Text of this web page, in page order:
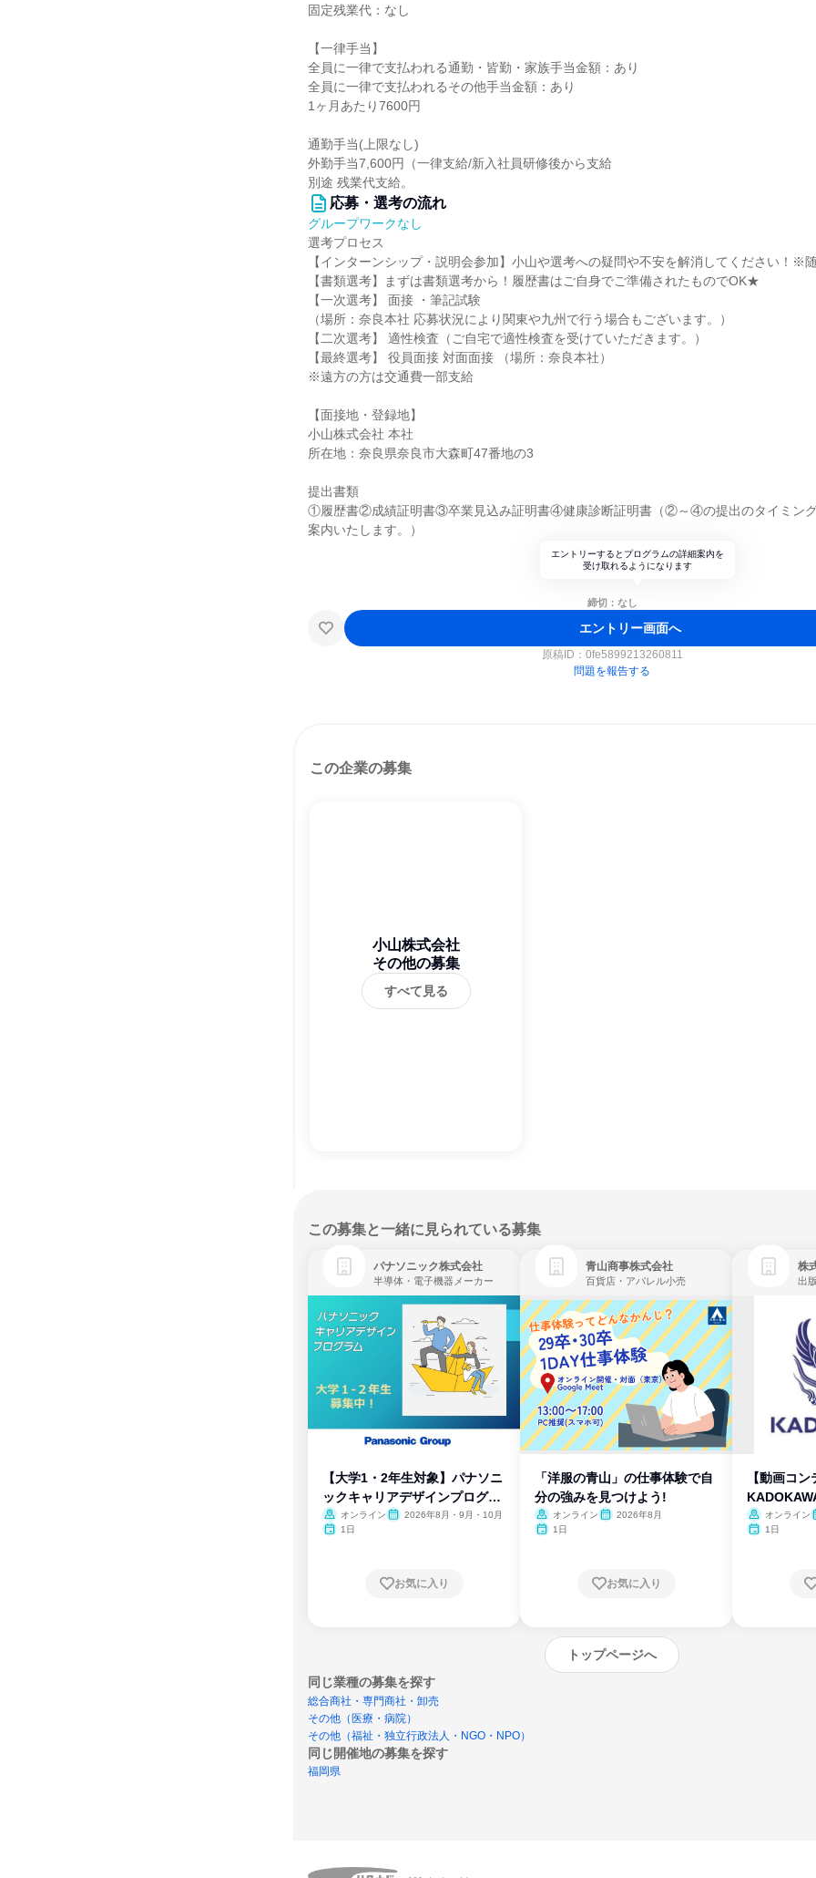
固定残業代：なし
【一律手当】
全員に一律で支払われる通勤・皆勤・家族手当金額：あり
全員に一律で支払われるその他手当金額：あり
1ヶ月あたり7600円
通勤手当(上限なし)
外勤手当7,600円（一律支給/新入社員研修後から支給
別途 残業代支給。
応募・選考の流れ
グループワークなし
選考プロセス
【インターンシップ・説明会参加】小山や選考への疑問や不安を解消してください！※
【書類選考】まずは書類選考から！履歴書はご自身でご準備されたものでOK★
【一次選考】 面接 ・筆記試験
（場所：奈良本社 応募状況により関東や九州で行う場合もございます。）
【二次選考】 適性検査（ご自宅で適性検査を受けていただきます。）
【最終選考】 役員面接 対面面接 （場所：奈良本社）
※遠方の方は交通費一部支給
【面接地・登録地】
小山株式会社 本社
所在地：奈良県奈良市大森町47番地の3
提出書類
①履歴書②成績証明書③卒業見込み証明書④健康診断証明書（②～④の提出のタイミン
案内いたします。）
エントリーするとプログラムの詳細案内を
受け取れるようになります
締切：なし
エントリー画面へ
原稿ID： 0fe5899213260811
問題を報告する
この企業の募集
小山株式会社
その他の募集
すべて見る
この募集と一緒に見られている募集
パナソニック株式会社
半導体・電子機器メーカー
【大学1・2年生対象】パナソニ
ックキャリアデザインプログラ
ム
オンライン
2026年8月・9月・10月
1日
お気に入り
青山商事株式会社
百貨店・アパレル小売
「洋服の青山」の仕事体験で自
分の強みを見つけよう!
オンライン
2026年8月
1日
お気に入り
株
出
【動画コン
オンライン
1日
トップページへ
同じ業種の募集を探す
総合商社・専門商社・卸売
その他（医療・病院）
その他（福祉・独立行政法人・NGO・NPO）
同じ開催地の募集を探す
福岡県